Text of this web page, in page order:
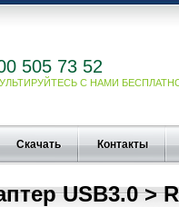
505 73 52
С НАМИ
Скачать Контакты
USB3.0 >